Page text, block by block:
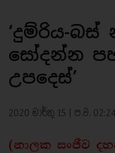
‘දුම්රිය-
සෝදන්න
උපදෙස්’
2020 මාර්තු 15 | ප.ව. 02:24
(නාලක සංජීව